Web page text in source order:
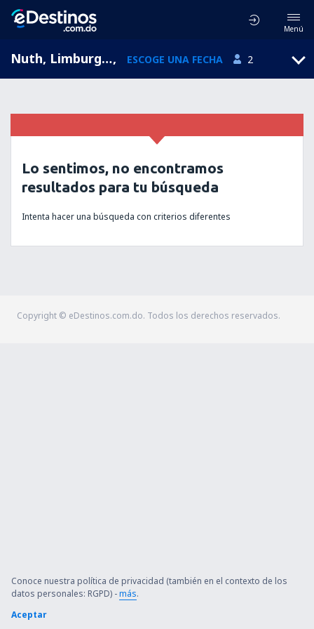
Menú
Nuth, Limburg, Holanda, ESCOGE UNA FECHA 2
Lo sentimos, no encontramos
resultados para tu búsqueda
Intenta hacer una búsqueda con criterios diferentes
Copyright © eDestinos.com.do. Todos los derechos reservados.
Conoce nuestra política de privacidad (también en el contexto de los
datos personales: RGPD) -más.
Aceptar